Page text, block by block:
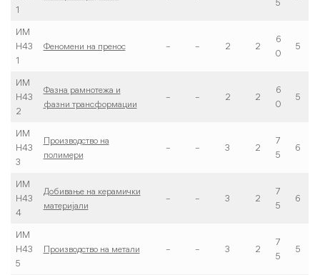
1
5
ИМ
Н43
1
Феномени на пренос – – 2 2
6
0
5
ИМ
Н43
2
Фазна рамнотежа и
фазни трансформации
– – 2 2
6
0
5
ИМ
Н43
3
Производство на
полимери
– – 3 2
7
5
6
ИМ
Н43
4
Добивање на керамички
материјали
– – 3 2
7
5
6
ИМ
Н43
5
Производство на метали – – 3 2
7
5
5